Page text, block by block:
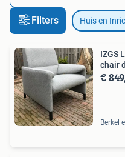
Filters Huis en
IZGS
chair
€
Berkel